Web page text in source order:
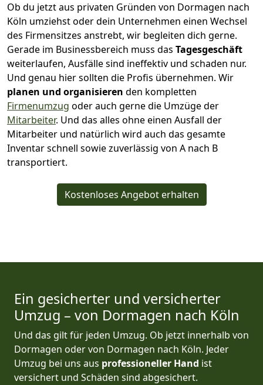
Ob du jetzt aus privaten Gründen von Dormagen nach
Köln umziehst oder dein Unternehmen einen Wechsel
des Firmensitzes anstrebt, wir begleiten dich gerne.
Gerade im Businessbereich muss das Tagesgeschäft
weiterlaufen, Ausfälle sind ineffektiv und schaden nur.
Und genau hier sollten die Profis übernehmen. Wir
planen und organisieren den kompletten
Firmenumzug oder auch gerne die Umzüge der
Mitarbeiter. Und das alles ohne einen Ausfall der
Mitarbeiter und natürlich wird auch das gesamte
Inventar schnell sowie zuverlässig von A nach B
transportiert.
Kostenloses Angebot erhalten
Ein gesicherter und versicherter
Umzug – von Dormagen nach Köln
Und das gilt für jeden Umzug. Ob jetzt innerhalb von
Dormagen oder von Dormagen nach Köln. Jeder
Umzug bei uns aus professioneller Hand ist
versichert und Schäden sind abgesichert.